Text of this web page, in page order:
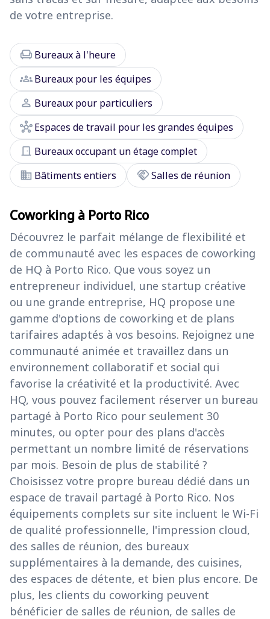
de votre entreprise.
chair Bureaux à l'heure
groupsBureaux pour les équipes
person Bureaux pour particuliers
hubEspaces de travail pour les grandes équipes
door_front Bureaux occupant un étage complet
domain Bâtiments entiers handshakeSalles de réunion
Coworking à Porto Rico
Découvrez le parfait mélange de flexibilité et
de communauté avec les espaces de coworking
de HQ à Porto Rico. Que vous soyez un
entrepreneur individuel, une startup créative
ou une grande entreprise, HQ propose une
gamme d'options de coworking et de plans
tarifaires adaptés à vos besoins. Rejoignez une
communauté animée et travaillez dans un
environnement collaboratif et social qui
favorise la créativité et la productivité. Avec
HQ, vous pouvez facilement réserver un bureau
partagé à Porto Rico pour seulement 30
minutes, ou opter pour des plans d'accès
permettant un nombre limité de réservations
par mois. Besoin de plus de stabilité ?
Choisissez votre propre bureau dédié dans un
espace de travail partagé à Porto Rico. Nos
équipements complets sur site incluent le Wi-Fi
de qualité professionnelle, l'impression cloud,
des salles de réunion, des bureaux
supplémentaires à la demande, des cuisines,
des espaces de détente, et bien plus encore. De
plus, les clients du coworking peuvent
bénéficier de salles de réunion, de salles de